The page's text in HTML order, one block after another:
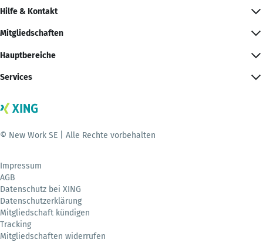
Hilfe & Kontakt
Mitgliedschaften
Hauptbereiche
Services
© New Work SE | Alle Rechte vorbehalten
Impressum
AGB
Datenschutz bei XING
Datenschutzerklärung
Mitgliedschaft kündigen
Tracking
Mitgliedschaften widerrufen